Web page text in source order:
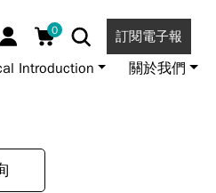
0 訂閱電子報
Introduction 關於我們